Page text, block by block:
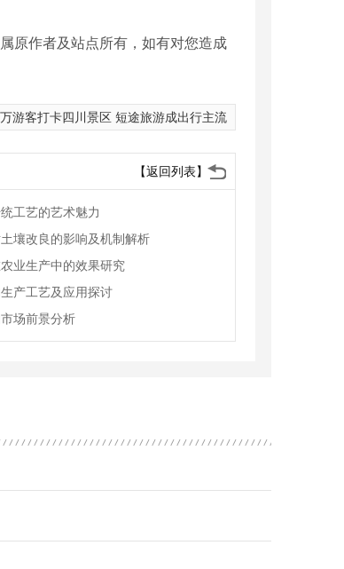
原作者及站点所有，如有对您造成
游客打卡四川景区 短途旅游成出行主流
【返回列表】
工艺的艺术魅力
壤改良的影响及机制解析
业生产中的效果研究
产工艺及应用探讨
场前景分析